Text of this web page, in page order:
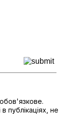
публікаціях, не